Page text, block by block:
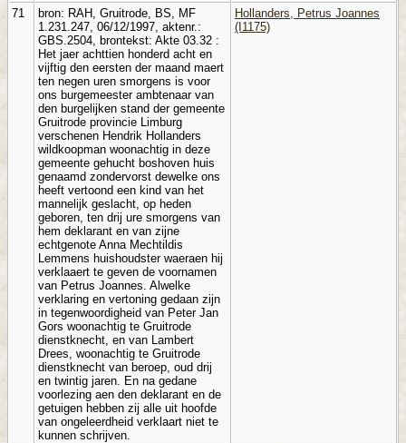
71
bron: RAH, Gruitrode, BS, MF
1.231.247, 06/12/1997, aktenr.:
GBS.2504, brontekst: Akte 03.32 :
Het jaer achttien honderd acht en
vijftig den eersten der maand maert
ten negen uren smorgens is voor
ons burgemeester ambtenaar van
den burgelijken stand der gemeente
Gruitrode provincie Limburg
verschenen Hendrik Hollanders
wildkoopman woonachtig in deze
gemeente gehucht boshoven huis
genaamd zondervorst dewelke ons
heeft vertoond een kind van het
mannelijk geslacht, op heden
geboren, ten drij ure smorgens van
hem deklarant en van zijne
echtgenote Anna Mechtildis
Lemmens huishoudster waeraen hij
verklaaert te geven de voornamen
van Petrus Joannes. Alwelke
verklaring en vertoning gedaan zijn
in tegenwoordigheid van Peter Jan
Gors woonachtig te Gruitrode
dienstknecht, en van Lambert
Drees, woonachtig te Gruitrode
dienstknecht van beroep, oud drij
en twintig jaren. En na gedane
voorlezing aen den deklarant en de
getuigen hebben zij alle uit hoofde
van ongeleerdheid verklaart niet te
kunnen schrijven.
Hollanders, Petrus Joannes
(I1175)